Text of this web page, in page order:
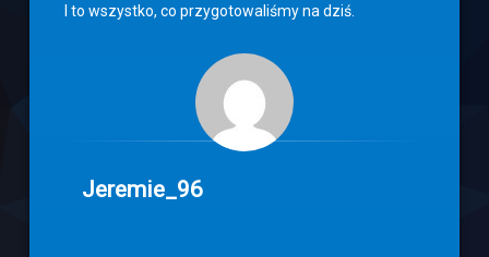
I to wszystko, co przygotowaliśmy na dziś.
Jeremie_96